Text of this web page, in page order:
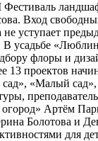
Вход
уступает
флоры и
13 проектов
«Малый
Артём
Болотова и
для